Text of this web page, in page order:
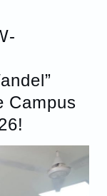
Campus